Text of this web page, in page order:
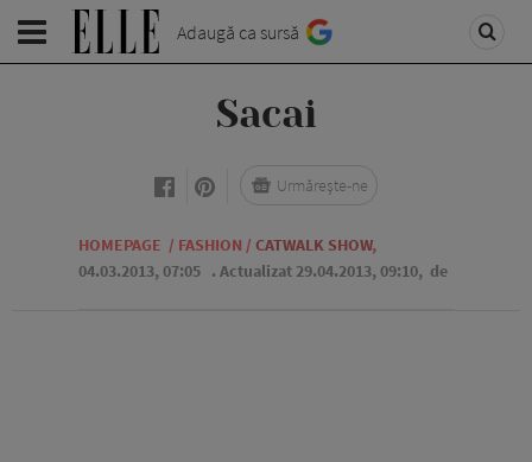
Adaugă ca sursă
Sacai
HOMEPAGE / FASHION / CATWALK SHOW,
04.03.2013, 07:05 . Actualizat 29.04.2013, 09:10, de
Urmărește-ne